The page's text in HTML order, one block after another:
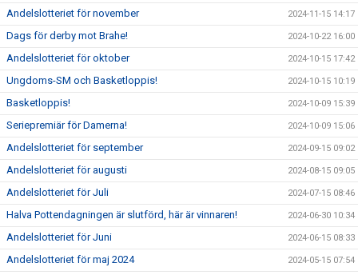
Andelslotteriet för november 2024-11-15 14:17
Dags för derby mot Brahe! 2024-10-22 16:00
Andelslotteriet för oktober 2024-10-15 17:42
Ungdoms-SM och Basketloppis! 2024-10-15 10:19
Basketloppis! 2024-10-09 15:39
Seriepremiär för Damerna! 2024-10-09 15:06
Andelslotteriet för september 2024-09-15 09:02
Andelslotteriet för augusti 2024-08-15 09:05
Andelslotteriet för Juli 2024-07-15 08:46
Halva Pottendagningen är slutförd, här är vinnaren! 2024-06-30 10:34
Andelslotteriet för Juni 2024-06-15 08:33
Andelslotteriet för maj 2024 2024-05-15 07:54